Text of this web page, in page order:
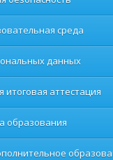
среда
данных
итоговая аттестация
образования